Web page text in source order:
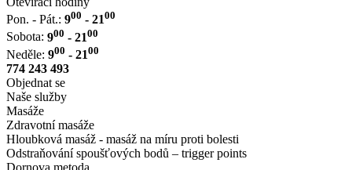
Pon. - Pát.: 900 - 2100
Sobota: 900 - 2100
Neděle: 900 - 2100
774 243 493
Objednat se
Naše služby
Masáže
Zdravotní masáže
Hloubková masáž - masáž na míru proti bolesti
Odstraňování spoušťových bodů – trigger points
Dornova metoda